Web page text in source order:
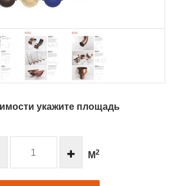
М2
укажите площадь